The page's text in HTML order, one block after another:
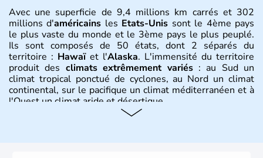
Avec une superficie de 9,4 millions km carrés et 302
millions d'américains les Etats-Unis sont le 4ème pays
le plus vaste du monde et le 3ème pays le plus peuplé.
Ils sont composés de 50 états, dont 2 séparés du
territoire : Hawaïet l'Alaska. L'immensité du territoire
produit des climats extrêmement variés: au Sud un
climat tropical ponctué de cyclones, au Nord un climat
continental, sur le pacifique un climat méditerranéen et à
l'Ouest un climat aride et désertique.